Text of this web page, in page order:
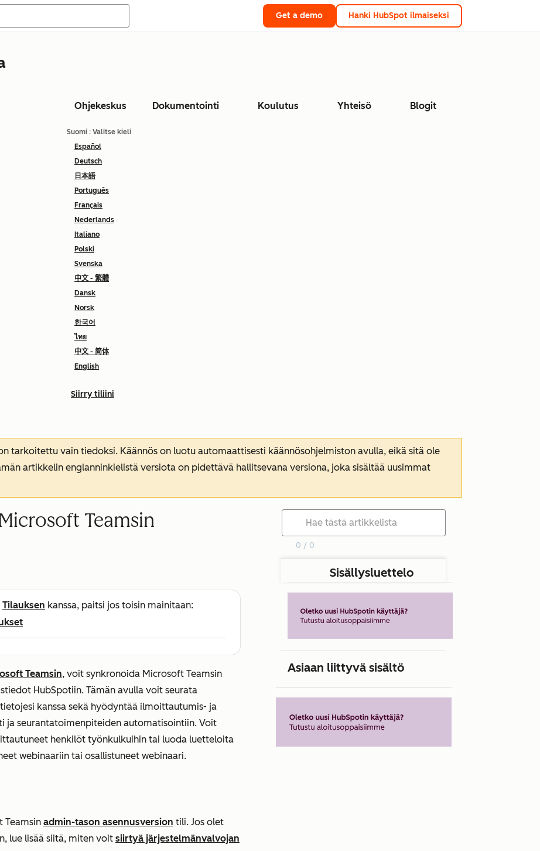
Get a demo Hanki HubSpot ilmaiseksi
Ohjekeskus Dokumentointi Koulutus Yhteisö Blogit
Suomi : Valitse kieli
Español
Deutsch
日本語
Português
Français
Nederlands
Italiano
Polski
Svenska
中文 - 繁體
Dansk
Norsk
한국어
ไทย
中文 - 简体
English
Siirry tiliini
tarkoitettu vain tiedoksi. Käännös on luotu automaattisesti käännösohjelmiston avulla, eikä sitä ole
artikkelin englanninkielistä versiota on pidettävä hallitsevana versiona, joka sisältää uusimmat
Teamsin
Tilauksen kanssa, paitsi jos toisin mainitaan:
Teamsin, voit synkronoida Microsoft Teamsin
HubSpotiin. Tämän avulla voit seurata
kanssa sekä hyödyntää ilmoittautumis- ja
ja seurantatoimenpiteiden automatisointiin. Voit
henkilöt työnkulkuihin tai luoda luetteloita
webinaariin tai osallistuneet webinaari.
Teamsin admin-tason asennusversion tili. Jos olet
lue lisää siitä, miten voit siirtyä järjestelmänvalvojan
0 / 0
Sisällysluettelo
Asiaan liittyvä sisältö